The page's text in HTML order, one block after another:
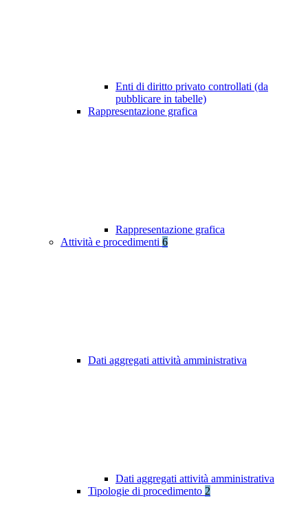
Enti di diritto privato controllati (da
pubblicare in tabelle)
Rappresentazione grafica
Rappresentazione grafica
Attività e procedimenti 6
Dati aggregati attività amministrativa
Dati aggregati attività amministrativa
Tipologie di procedimento 2